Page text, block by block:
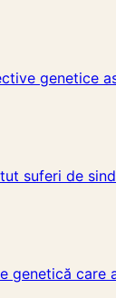
genetice
suferi de
genetică care